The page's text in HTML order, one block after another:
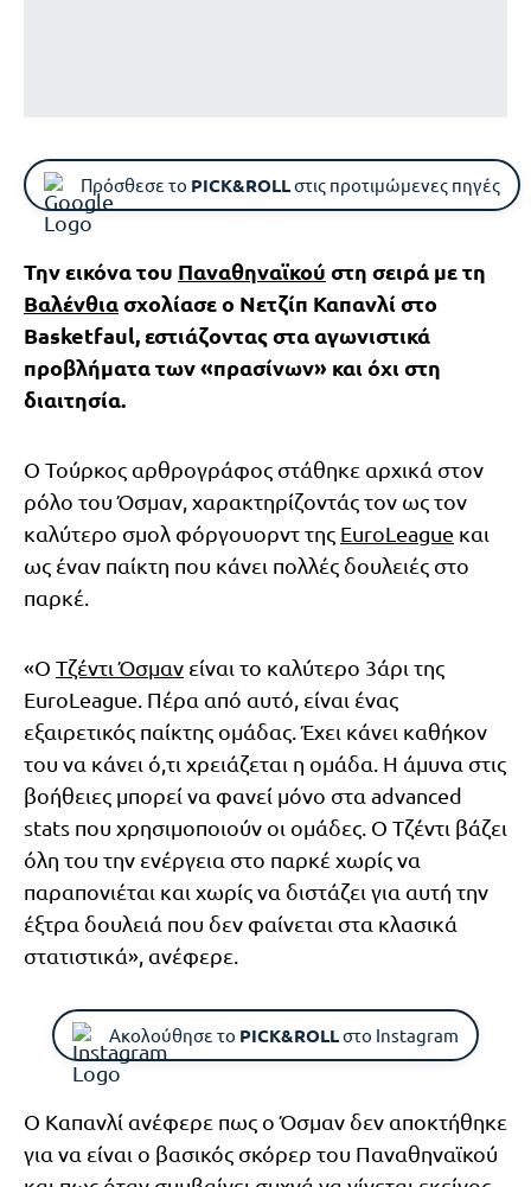
Πρόσθεσε το PICK&ROLLστις προτιμώμενες πηγές
Την εικόνα του Παναθηναϊκού στη σειρά με τη
Βαλένθια σχολίασε ο Νετζίπ Καπανλί στο
Basketfaul, εστιάζοντας στα αγωνιστικά
προβλήματα των «πρασίνων» και όχι στη
διαιτησία.
Ο Τούρκος αρθρογράφος στάθηκε αρχικά στον
ρόλο του Όσμαν, χαρακτηρίζοντάς τον ως τον
καλύτερο σμολ φόργουορντ της EuroLeague και
ως έναν παίκτη που κάνει πολλές δουλειές στο
παρκέ.
«Ο Τζέντι Όσμαν είναι το καλύτερο 3άρι της
EuroLeague. Πέρα από αυτό, είναι ένας
εξαιρετικός παίκτης ομάδας. Έχει κάνει καθήκον
του να κάνει ό,τι χρειάζεται η ομάδα. Η άμυνα στις
βοήθειες μπορεί να φανεί μόνο στα advanced
stats που χρησιμοποιούν οι ομάδες. Ο Τζέντι βάζει
όλη του την ενέργεια στο παρκέ χωρίς να
παραπονιέται και χωρίς να διστάζει για αυτή την
έξτρα δουλειά που δεν φαίνεται στα κλασικά
στατιστικά», ανέφερε.
Ακολούθησε το PICK&ROLLστο Instagram
Ο Καπανλί ανέφερε πως ο Όσμαν δεν αποκτήθηκε
για να είναι ο βασικός σκόρερ του Παναθηναϊκού